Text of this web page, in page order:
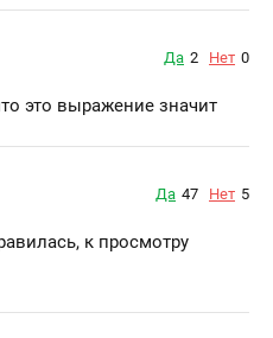
Да 2 Нет 0
это выражение значит
Да 47 Нет 5
к просмотру